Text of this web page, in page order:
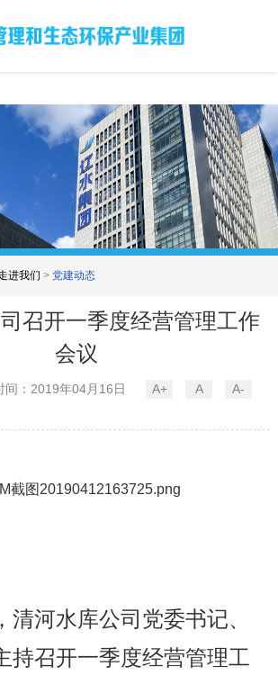
进我们 > 党建动态
召开一季度经营管理工作
会议
间：2019年04月16日 A+ A A-
清河水库公司党委书记、
持召开一季度经营管理工